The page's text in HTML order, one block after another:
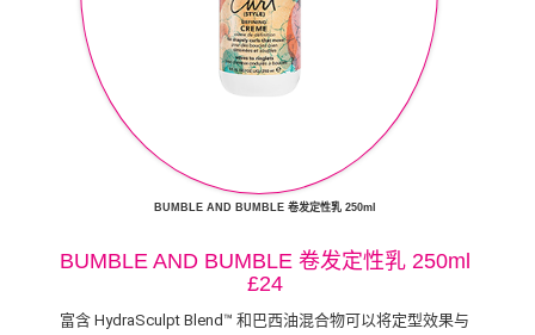
BUMBLE AND BUMBLE 卷发定性乳 250ml
BUMBLE AND BUMBLE 卷发定性乳 250ml
£24
富含 HydraSculpt Blend™ 和巴西油混合物可以将定型效果与